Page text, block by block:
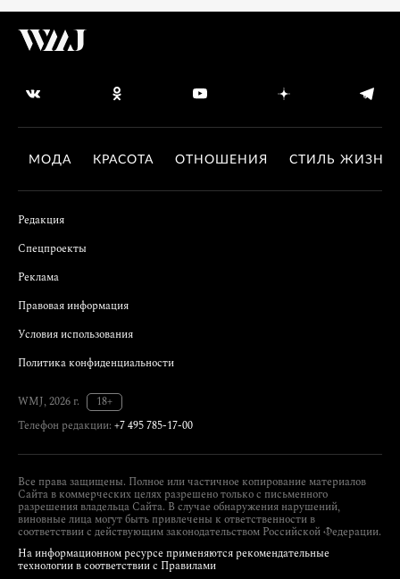
МОДА КРАСОТА ОТНОШЕНИЯ СТИЛЬ ЖИЗНИ
Редакция
Спецпроекты
Реклама
Правовая информация
Условия использования
Политика конфиденциальности
WMJ, 2026 г.
18+
Телефон редакции: +7 495 785-17-00
Все права защищены. Полное или частичное копирование материалов
Сайта в коммерческих целях разрешено только с письменного
разрешения владельца Сайта. В случае обнаружения нарушений,
виновные лица могут быть привлечены к ответственности в
соответствии с действующим законодательством Российской Федерации.
На информационном ресурсе применяются рекомендательные
технологии в соответствии с Правилами